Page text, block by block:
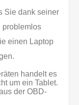
Sie dank seiner
problemlos
einen Laptop
handelt es
um ein Tablet.
der OBD-